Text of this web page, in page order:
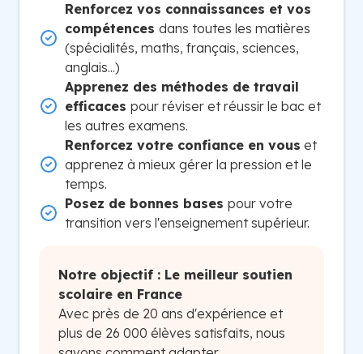
Renforcez vos connaissances et vos
compétences dans toutes les matières
(spécialités, maths, français, sciences,
anglais...)
Apprenez des méthodes de travail
efficaces pour réviser et réussir le bac et
les autres examens.
Renforcez votre confiance en vous et
apprenez à mieux gérer la pression et le
temps.
Posez de bonnes bases pour votre
transition vers l'enseignement supérieur.
Notre objectif : Le meilleur soutien
scolaire en France
Avec près de 20 ans d'expérience et
plus de 26 000 élèves satisfaits, nous